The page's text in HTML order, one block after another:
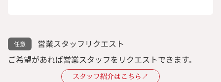
営業スタッフリクエスト
ご希望があれば営業スタッフをリクエストできます。
スタッフ紹介はこちら↗︎